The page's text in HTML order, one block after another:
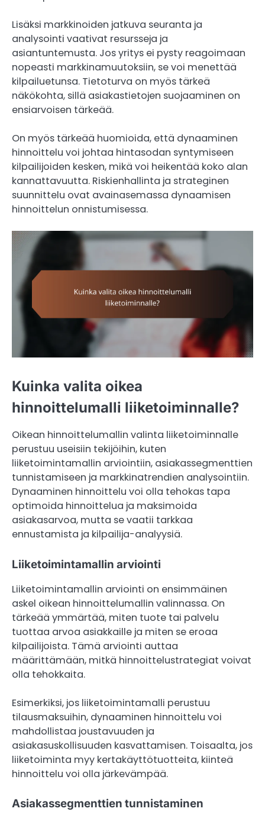
Lisäksi markkinoiden jatkuva seuranta ja
analysointi vaativat resursseja ja
asiantuntemusta. Jos yritys ei pysty reagoimaan
nopeasti markkinamuutoksiin, se voi menettää
kilpailuetunsa. Tietoturva on myös tärkeä
näkökohta, sillä asiakastietojen suojaaminen on
ensiarvoisen tärkeää.
On myös tärkeää huomioida, että dynaaminen
hinnoittelu voi johtaa hintasodan syntymiseen
kilpailijoiden kesken, mikä voi heikentää koko alan
kannattavuutta. Riskienhallinta ja strateginen
suunnittelu ovat avainasemassa dynaamisen
hinnoittelun onnistumisessa.
Kuinka valita oikea
hinnoittelumalli liiketoiminnalle?
Oikean hinnoittelumallin valinta liiketoiminnalle
perustuu useisiin tekijöihin, kuten
liiketoimintamallin arviointiin, asiakassegmenttien
tunnistamiseen ja markkinatrendien analysointiin.
Dynaaminen hinnoittelu voi olla tehokas tapa
optimoida hinnoittelua ja maksimoida
asiakasarvoa, mutta se vaatii tarkkaa
ennustamista ja kilpailija-analyysiä.
Liiketoimintamallin arviointi
Liiketoimintamallin arviointi on ensimmäinen
askel oikean hinnoittelumallin valinnassa. On
tärkeää ymmärtää, miten tuote tai palvelu
tuottaa arvoa asiakkaille ja miten se eroaa
kilpailijoista. Tämä arviointi auttaa
määrittämään, mitkä hinnoittelustrategiat voivat
olla tehokkaita.
Esimerkiksi, jos liiketoimintamalli perustuu
tilausmaksuihin, dynaaminen hinnoittelu voi
mahdollistaa joustavuuden ja
asiakasuskollisuuden kasvattamisen. Toisaalta, jos
liiketoiminta myy kertakäyttötuotteita, kiinteä
hinnoittelu voi olla järkevämpää.
Asiakassegmenttien tunnistaminen